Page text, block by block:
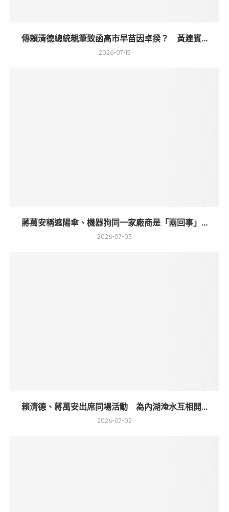
傳賴清德總統親筆致函高市早苗因卓揆？ 黃建賓...
2026-07-15
蔣萬安稱遮陽傘、機器狗同一家廠商是「兩回事」...
2026-07-03
賴清德、蔣萬安出席同場活動 為內湖淹水互相開...
2026-07-02